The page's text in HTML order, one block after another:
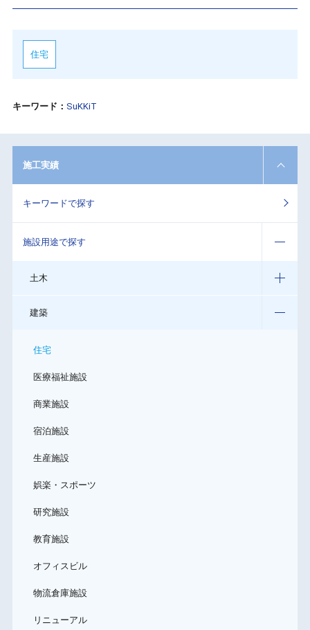
住宅
キーワード： SuKKiT
施工実績
キーワードで探す
施設用途で探す
土木
建築
住宅
医療福祉施設
商業施設
宿泊施設
生産施設
娯楽・スポーツ
研究施設
教育施設
オフィスビル
物流倉庫施設
リニューアル